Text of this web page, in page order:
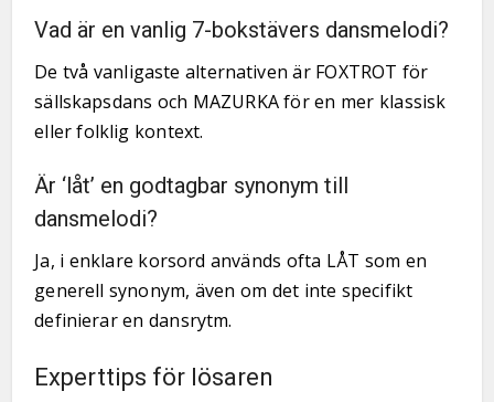
Vad är en vanlig 7-bokstävers dansmelodi?
De två vanligaste alternativen är FOXTROT för
sällskapsdans och MAZURKA för en mer klassisk
eller folklig kontext.
Är ‘låt’ en godtagbar synonym till
dansmelodi?
Ja, i enklare korsord används ofta LÅT som en
generell synonym, även om det inte specifikt
definierar en dansrytm.
Experttips för lösaren